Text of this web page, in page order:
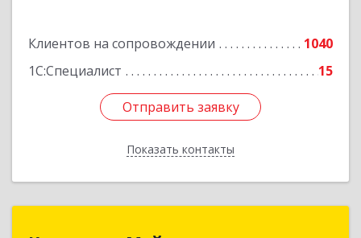
Клиентов на сопровождении
1040
1С:Специалист
15
Отправить заявку
Показать контакты
Отправить заявку
Назад